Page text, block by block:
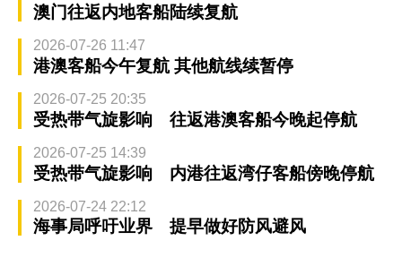
澳门往返内地客船陆续复航
2026-07-26 11:47
港澳客船今午复航 其他航线续暂停
2026-07-25 20:35
受热带气旋影响 往返港澳客船今晚起停航
2026-07-25 14:39
受热带气旋影响 内港往返湾仔客船傍晚停航
2026-07-24 22:12
海事局呼吁业界 提早做好防风避风